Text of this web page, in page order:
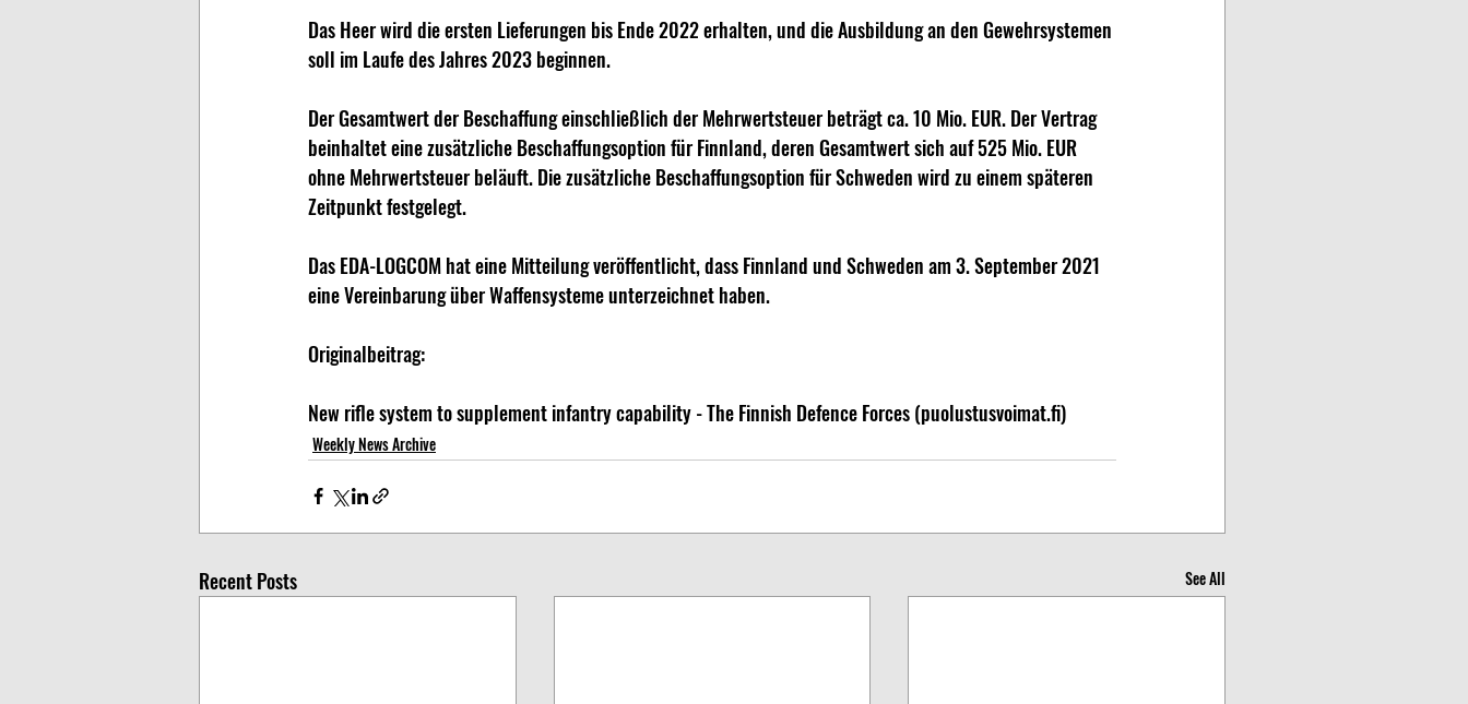
Das Heer wird die ersten Lieferungen bis Ende 2022 erhalten, und die Ausbildung an den Gewehrsystemen
soll im Laufe des Jahres 2023 beginnen.
Der Gesamtwert der Beschaffung einschließlich der Mehrwertsteuer beträgt ca. 10 Mio. EUR. Der Vertrag
beinhaltet eine zusätzliche Beschaffungsoption für Finnland, deren Gesamtwert sich auf 525 Mio. EUR
ohne Mehrwertsteuer beläuft. Die zusätzliche Beschaffungsoption für Schweden wird zu einem späteren
Zeitpunkt festgelegt.
Das EDA-LOGCOM hat eine Mitteilung veröffentlicht, dass Finnland und Schweden am 3. September 2021
eine Vereinbarung über Waffensysteme unterzeichnet haben.
Originalbeitrag:
New rifle system to supplement infantry capability - The Finnish Defence Forces (puolustusvoimat.fi)
Weekly News Archive
Recent Posts See All